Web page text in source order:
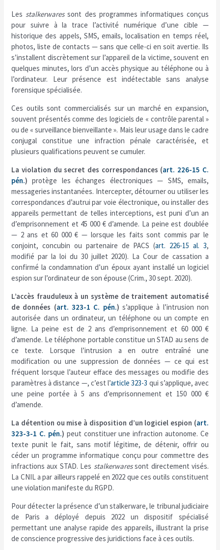
Les stalkerwaressont des programmes informatiques conçus
pour suivre à la trace l’activité numérique d’une cible —
historique des appels, SMS, emails, localisation en temps réel,
photos, liste de contacts — sans que celle-ci en soit avertie. Ils
s’installent discrètement sur l’appareil de la victime, souvent en
quelques minutes, lors d’un accès physique au téléphone ou à
l’ordinateur. Leur présence est indétectable sans analyse
forensique spécialisée.
Ces outils sont commercialisés sur un marché en expansion,
souvent présentés comme des logiciels de « contrôle parental »
ou de « surveillance bienveillante ». Mais leur usage dans le cadre
conjugal constitue une infraction pénale caractérisée, et
plusieurs qualifications peuvent se cumuler.
La violation du secret des correspondances (art. 226-15 C.
pén.) protège les échanges électroniques — SMS, emails,
messageries instantanées. Intercepter, détourner ou utiliser les
correspondances d’autrui par voie électronique, ou installer des
appareils permettant de telles interceptions, est puni d’un an
d’emprisonnement et 45 000 € d’amende. La peine est doublée
— 2 ans et 60 000 € — lorsque les faits sont commis par le
conjoint, concubin ou partenaire de PACS (art. 226-15 al. 3,
modifié par la loi du 30 juillet 2020). La Cour de cassation a
confirmé la condamnation d’un époux ayant installé un logiciel
espion sur l’ordinateur de son épouse (Crim., 30 sept. 2020).
L’accès frauduleux à un système de traitement automatisé
de données (art. 323-1 C. pén.) s’applique à l’intrusion non
autorisée dans un ordinateur, un téléphone ou un compte en
ligne. La peine est de 2 ans d’emprisonnement et 60 000 €
d’amende. Le téléphone portable constitue un STAD au sens de
ce texte. Lorsque l’intrusion a en outre entraîné une
modification ou une suppression de données — ce qui est
fréquent lorsque l’auteur efface des messages ou modifie des
paramètres à distance —, c’est l’article 323-3 qui s’applique, avec
une peine portée à 5 ans d’emprisonnement et 150 000 €
d’amende.
La détention ou mise à disposition d’un logiciel espion (art.
323-3-1 C. pén.) peut constituer une infraction autonome. Ce
texte punit le fait, sans motif légitime, de détenir, offrir ou
céder un programme informatique conçu pour commettre des
infractions aux STAD. Les stalkerwaressont directement visés.
La CNIL a par ailleurs rappelé en 2022 que ces outils constituent
une violation manifeste du RGPD.
Pour détecter la présence d’un stalkerware, le tribunal judiciaire
de Paris a déployé depuis 2022 un dispositif spécialisé
permettant une analyse rapide des appareils, illustrant la prise
de conscience progressive des juridictions face à ces outils.